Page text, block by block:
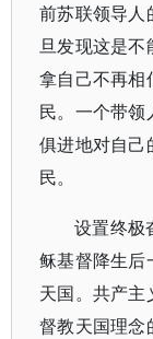
前苏联领导
旦发现这是
拿自己不再相
民。一个带
俱进地对自己
民。
设置终极
稣基督降生后
天国。共产主
督教天国理念